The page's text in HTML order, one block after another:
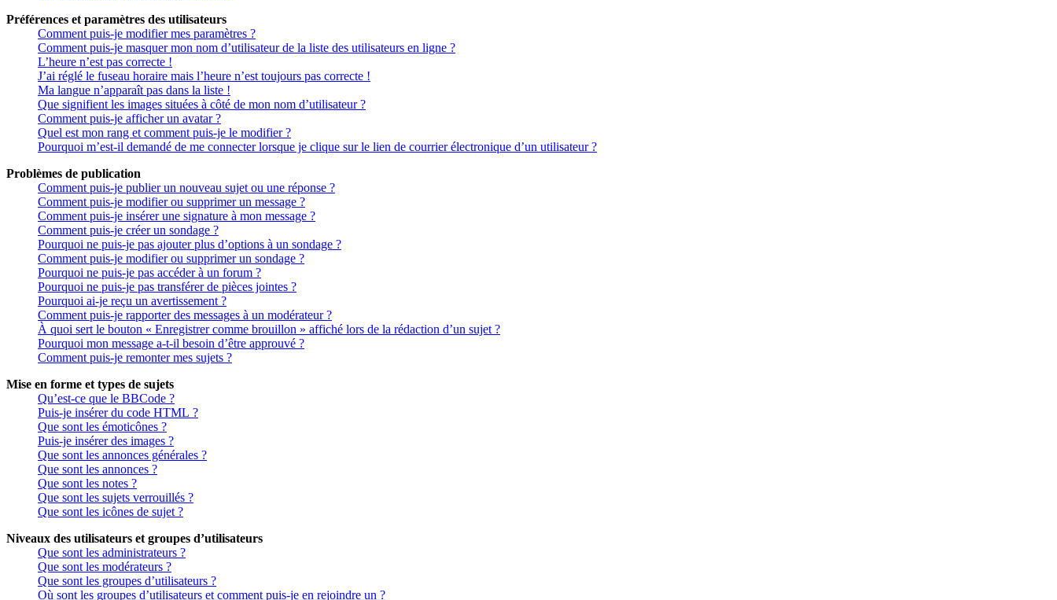
Préférences et paramètres des utilisateurs
Comment puis-je modifier mes paramètres ?
Comment puis-je masquer mon nom d’utilisateur de la liste des utilisateurs en ligne ?
L’heure n’est pas correcte !
J’ai réglé le fuseau horaire mais l’heure n’est toujours pas correcte !
Ma langue n’apparaît pas dans la liste !
Que signifient les images situées à côté de mon nom d’utilisateur ?
Comment puis-je afficher un avatar ?
Quel est mon rang et comment puis-je le modifier ?
Pourquoi m’est-il demandé de me connecter lorsque je clique sur le lien de courrier électronique d’un utilisateur ?
Problèmes de publication
Comment puis-je publier un nouveau sujet ou une réponse ?
Comment puis-je modifier ou supprimer un message ?
Comment puis-je insérer une signature à mon message ?
Comment puis-je créer un sondage ?
Pourquoi ne puis-je pas ajouter plus d’options à un sondage ?
Comment puis-je modifier ou supprimer un sondage ?
Pourquoi ne puis-je pas accéder à un forum ?
Pourquoi ne puis-je pas transférer de pièces jointes ?
Pourquoi ai-je reçu un avertissement ?
Comment puis-je rapporter des messages à un modérateur ?
À quoi sert le bouton « Enregistrer comme brouillon » affiché lors de la rédaction d’un sujet ?
Pourquoi mon message a-t-il besoin d’être approuvé ?
Comment puis-je remonter mes sujets ?
Mise en forme et types de sujets
Qu’est-ce que le BBCode ?
Puis-je insérer du code HTML ?
Que sont les émoticônes ?
Puis-je insérer des images ?
Que sont les annonces générales ?
Que sont les annonces ?
Que sont les notes ?
Que sont les sujets verrouillés ?
Que sont les icônes de sujet ?
Niveaux des utilisateurs et groupes d’utilisateurs
Que sont les administrateurs ?
Que sont les modérateurs ?
Que sont les groupes d’utilisateurs ?
Où sont les groupes d’utilisateurs et comment puis-je en rejoindre un ?